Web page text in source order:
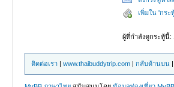
เพิ่มใน 'กระ
ผู้ที่กำลังดูกระทู้นี้:
ติดต่อเรา |www.thaibuddytrip.com |กลับด้านบน |